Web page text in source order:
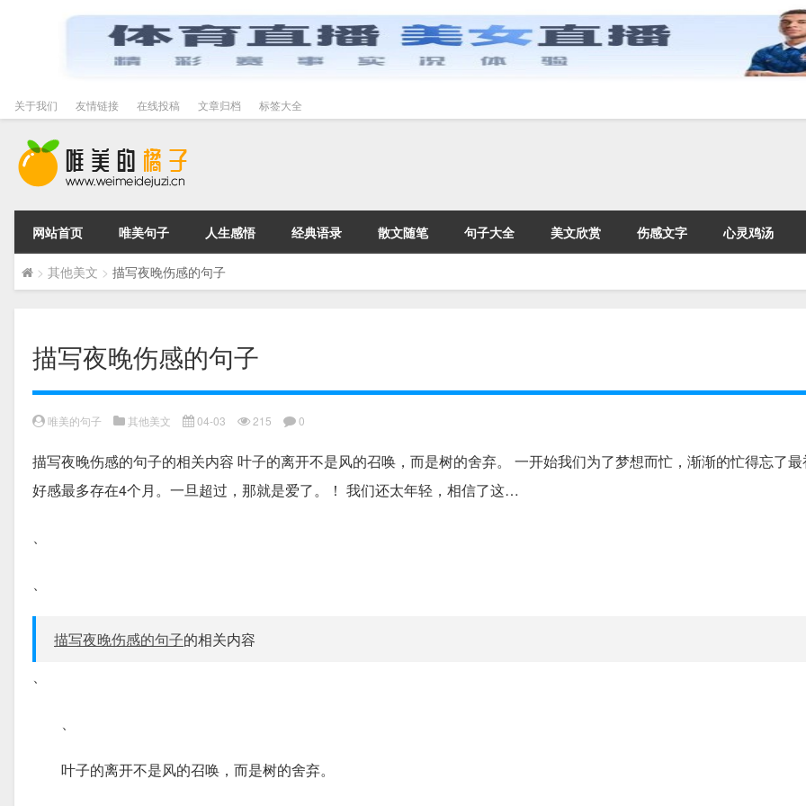
关于我们 友情链接 在线投稿 文章归档 标签大全
网站首页 唯美句子 人生感悟 经典语录 散文随笔 句子大全 美文欣赏 伤感文字 心灵鸡汤
> 其他美文 > 描写夜晚伤感的句子
描写夜晚伤感的句子
唯美的句子 其他美文 04-03 215 0
描写夜晚伤感的句子的相关内容 叶子的离开不是风的召唤，而是树的舍弃。 一开始我们为了梦想而忙，渐渐的忙得忘了最
好感最多存在4个月。一旦超过，那就是爱了。！ 我们还太年轻，相信了这…
、
、
描写夜晚伤感的句子的相关内容
、
、
叶子的离开不是风的召唤，而是树的舍弃。